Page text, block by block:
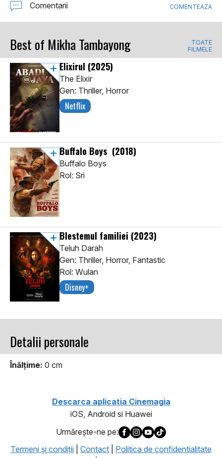
Comentarii COMENTEAZA
Best of Mikha Tambayong
TOATE
FILMELE
Elixirul (2025)
The Elixir
Gen: Thriller, Horror
Netflix
Buffalo Boys (2018)
Buffalo Boys
Rol: Sri
Blestemul familiei (2023)
Teluh Darah
Gen: Thriller, Horror, Fantastic
Rol: Wulan
Disney+
Detalii personale
Înălţime: 0 cm
Descarca aplicatia Cinemagia
iOS, Android si Huawei
Urmăreşte-ne pe:
Termeni şi condiţii
Contact
Politica de confidentialitate